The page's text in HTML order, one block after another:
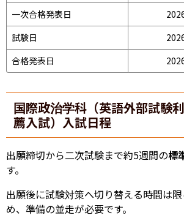
一次合格発表日
試験日
合格発表日
国際政治学科（英語外部試験
薦入試）入試日程
出願締切から二次試験まで約5週間の標
す。
出願後に試験対策へ切り替える時間は
め、準備の並走が必要です。